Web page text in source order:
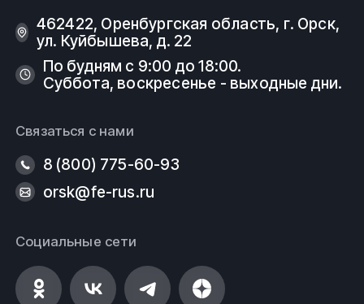
462422, Оренбургская область, г. Орск,
ул. Куйбышева, д. 22
По будням с 9:00 до 18:00.
Суббота, воскресенье - выходные дни.
Связаться с нами
8 (800) 775-60-93
orsk@fe-rus.ru
Социальные сети